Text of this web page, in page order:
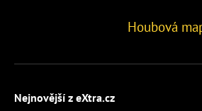
Houbová
Nejnovější z eXtra.cz